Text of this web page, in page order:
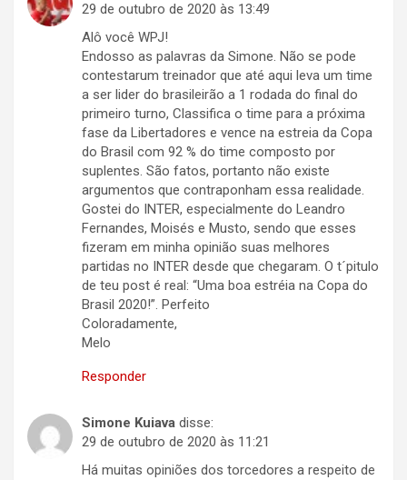
29 de outubro de 2020 às 13:49
Alô você WPJ!
Endosso as palavras da Simone. Não se pode
contestarum treinador que até aqui leva um time
a ser lider do brasileirão a 1 rodada do final do
primeiro turno, Classifica o time para a próxima
fase da Libertadores e vence na estreia da Copa
do Brasil com 92 % do time composto por
suplentes. São fatos, portanto não existe
argumentos que contraponham essa realidade.
Gostei do INTER, especialmente do Leandro
Fernandes, Moisés e Musto, sendo que esses
fizeram em minha opinião suas melhores
partidas no INTER desde que chegaram. O t´pitulo
de teu post é real: “Uma boa estréia na Copa do
Brasil 2020!”. Perfeito
Coloradamente,
Melo
Responder
Simone Kuiava disse:
29 de outubro de 2020 às 11:21
Há muitas opiniões dos torcedores a respeito de